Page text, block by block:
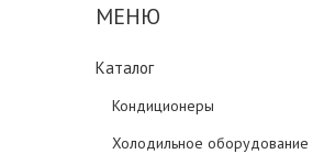
Каталог
Кондиционеры
Холодильное оборудование